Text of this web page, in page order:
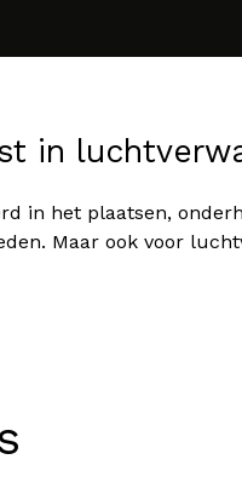
in
in het plaatsen,
Maar ook voor